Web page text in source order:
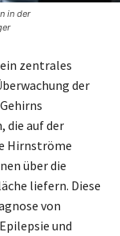
in der
zentrales
der
die auf der
Hirnströme
über die
liefern. Diese
von
und